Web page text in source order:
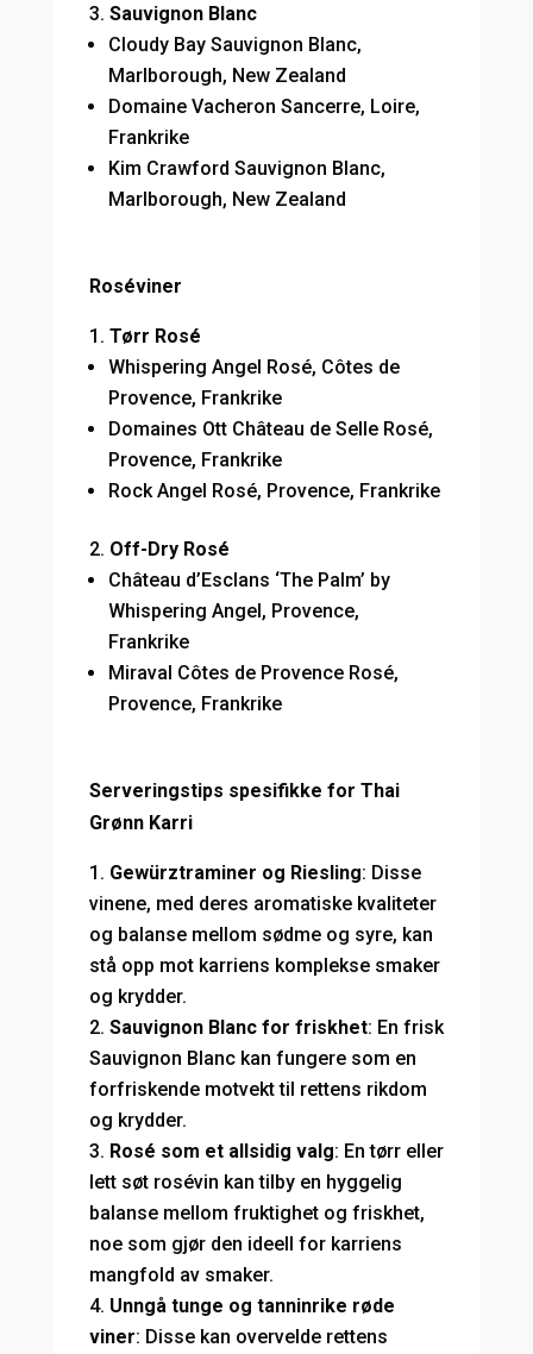
Sauvignon Blanc
Cloudy Bay Sauvignon Blanc,
Marlborough, New Zealand
Domaine Vacheron Sancerre, Loire,
Frankrike
Kim Crawford Sauvignon Blanc,
Marlborough, New Zealand
Roséviner
Tørr Rosé
Whispering Angel Rosé, Côtes de
Provence, Frankrike
Domaines Ott Château de Selle Rosé,
Provence, Frankrike
Rock Angel Rosé, Provence, Frankrike
Off-Dry Rosé
Château d’Esclans ‘The Palm’ by
Whispering Angel, Provence,
Frankrike
Miraval Côtes de Provence Rosé,
Provence, Frankrike
Serveringstips spesifikke for Thai
Grønn Karri
Gewürztraminer og Riesling: Disse
vinene, med deres aromatiske kvaliteter
og balanse mellom sødme og syre, kan
stå opp mot karriens komplekse smaker
og krydder.
Sauvignon Blanc for friskhet: En frisk
Sauvignon Blanc kan fungere som en
forfriskende motvekt til rettens rikdom
og krydder.
Rosé som et allsidig valg: En tørr eller
lett søt rosévin kan tilby en hyggelig
balanse mellom fruktighet og friskhet,
noe som gjør den ideell for karriens
mangfold av smaker.
Unngå tunge og tanninrike røde
viner: Disse kan overvelde rettens